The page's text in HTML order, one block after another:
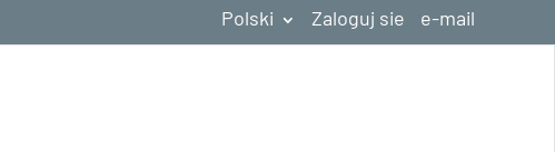
Polski Zaloguj sie e-mail